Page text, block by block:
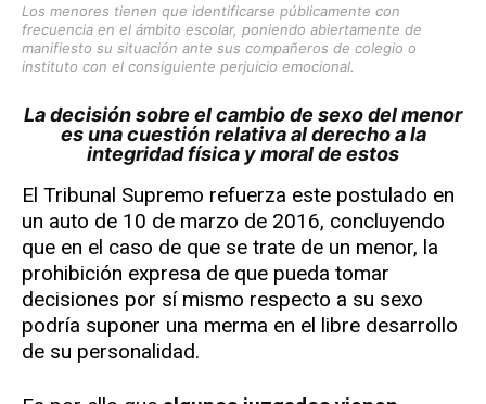
Los menores tienen que identificarse públicamente con
frecuencia en el ámbito escolar, poniendo abiertamente de
manifiesto su situación ante sus compañeros de colegio o
instituto con el consiguiente perjuicio emocional.
La decisión sobre el cambio de sexo del menor
es una cuestión relativa al derecho a la
integridad física y moral de estos
El Tribunal Supremo refuerza este postulado en
un auto de 10 de marzo de 2016, concluyendo
que en el caso de que se trate de un menor, la
prohibición expresa de que pueda tomar
decisiones por sí mismo respecto a su sexo
podría suponer una merma en el libre desarrollo
de su personalidad.